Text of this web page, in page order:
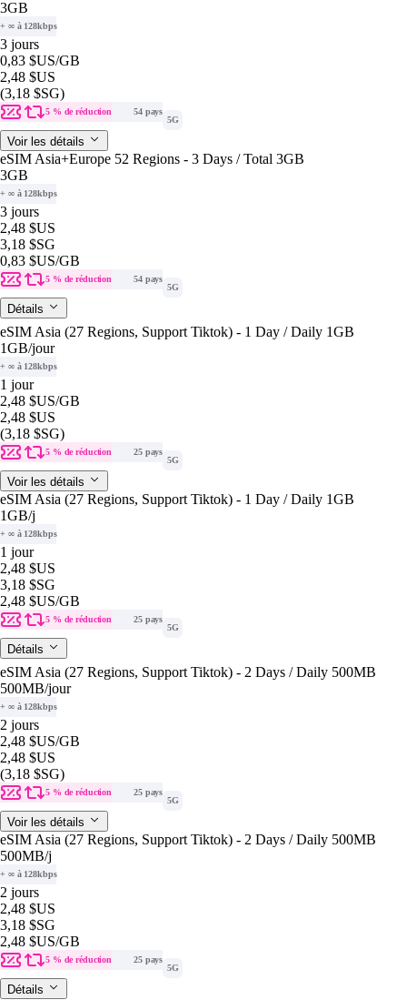
3GB
+ ∞ à 128kbps
3 jours
0,83 $US/GB
2,48 $US
(3,18 $SG)
5 % de réduction
54 pays
5G
Voir les détails
eSIM Asia+Europe 52 Regions - 3 Days / Total 3GB
3GB
+ ∞ à 128kbps
3 jours
2,48 $US
3,18 $SG
0,83 $US/GB
5 % de réduction
54 pays
5G
Détails
eSIM Asia (27 Regions, Support Tiktok) - 1 Day / Daily 1GB
1GB/jour
+ ∞ à 128kbps
1 jour
2,48 $US/GB
2,48 $US
(3,18 $SG)
5 % de réduction
25 pays
5G
Voir les détails
eSIM Asia (27 Regions, Support Tiktok) - 1 Day / Daily 1GB
1GB/j
+ ∞ à 128kbps
1 jour
2,48 $US
3,18 $SG
2,48 $US/GB
5 % de réduction
25 pays
5G
Détails
eSIM Asia (27 Regions, Support Tiktok) - 2 Days / Daily 500MB
500MB/jour
+ ∞ à 128kbps
2 jours
2,48 $US/GB
2,48 $US
(3,18 $SG)
5 % de réduction
25 pays
5G
Voir les détails
eSIM Asia (27 Regions, Support Tiktok) - 2 Days / Daily 500MB
500MB/j
+ ∞ à 128kbps
2 jours
2,48 $US
3,18 $SG
2,48 $US/GB
5 % de réduction
25 pays
5G
Détails